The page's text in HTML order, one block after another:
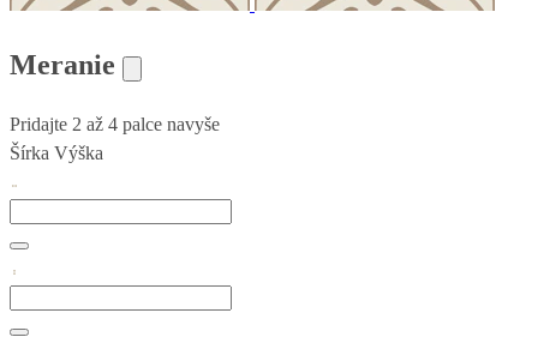
Meranie
Pridajte 2 až 4 palce navyše
Šírka Výška